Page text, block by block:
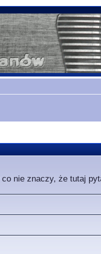
co nie znaczy, że tutaj